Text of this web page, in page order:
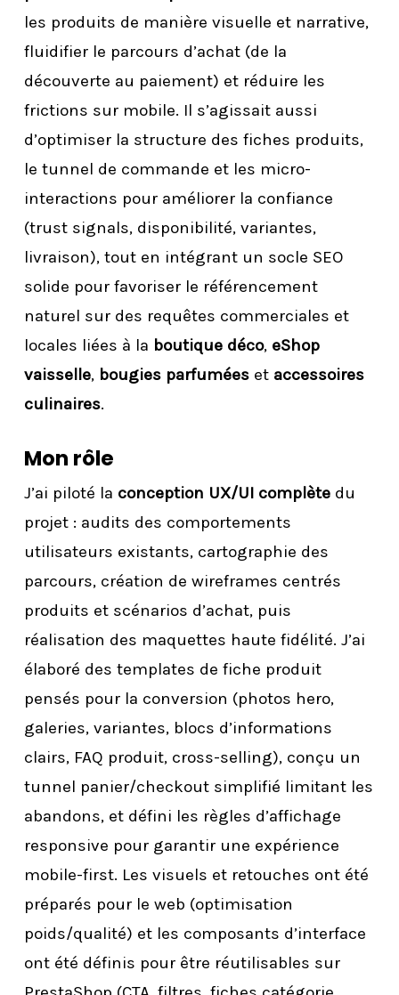
les produits de manière visuelle et narrative,
fluidifier le parcours d’achat (de la
découverte au paiement) et réduire les
frictions sur mobile. Il s’agissait aussi
d’optimiser la structure des fiches produits,
le tunnel de commande et les micro-
interactions pour améliorer la confiance
(trust signals, disponibilité, variantes,
livraison), tout en intégrant un socle SEO
solide pour favoriser le référencement
naturel sur des requêtes commerciales et
locales liées à la boutique déco, eShop
vaisselle, bougies parfuméeset accessoires
culinaires.
Mon rôle
J’ai piloté la conception UX/UI complètedu
projet : audits des comportements
utilisateurs existants, cartographie des
parcours, création de wireframes centrés
produits et scénarios d’achat, puis
réalisation des maquettes haute fidélité. J’ai
élaboré des templates de fiche produit
pensés pour la conversion (photos hero,
galeries, variantes, blocs d’informations
clairs, FAQ produit, cross-selling), conçu un
tunnel panier/checkout simplifié limitant les
abandons, et défini les règles d’affichage
responsive pour garantir une expérience
mobile-first. Les visuels et retouches ont été
préparés pour le web (optimisation
poids/qualité) et les composants d’interface
ont été définis pour être réutilisables sur